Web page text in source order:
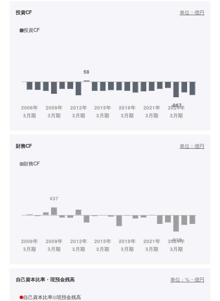
投資CF 単位： 億円
投資CF
財務CF 単位： 億円
財務CF
自己資本比率・現預金残高 単位： %・億円
自己資本比率 現預金残高